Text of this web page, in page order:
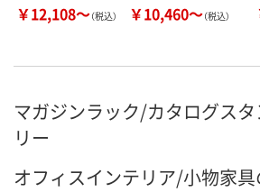
￥12,108～（税込） ￥10,460～（税込）
マガジンラック/カタログス
リー
オフィスインテリア/小物家